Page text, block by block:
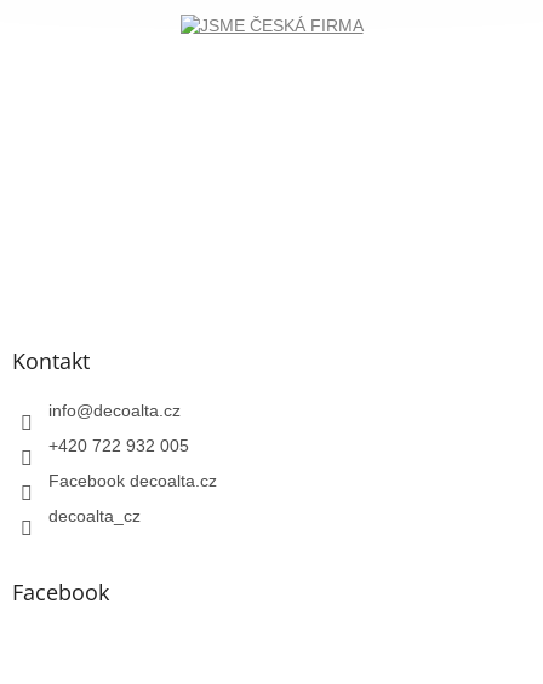
Kontakt
info@decoalta.cz
+420 722 932 005
Facebook decoalta.cz
decoalta_cz
Facebook